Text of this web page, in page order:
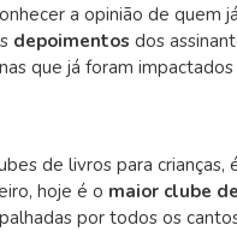
a opinião de quem
depoimentos dos
que já foram
de livros para crianças,
hoje é o maior clube
por todos os